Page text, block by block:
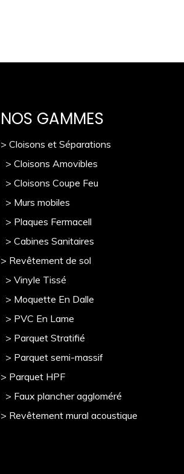
NOS GAMMES
> Cloisons et Séparations
> Cloisons Amovibles
> Cloisons Coupe Feu
> Murs mobiles
> Plaques Fermacell
> Cabines Sanitaires
> Revêtement de sol
> Vinyle Tissé
> Moquette En Dalle
> PVC En Lame
> Parquet Stratifié
> Parquet semi-massif
> Parquet HPF
> Faux plancher aggloméré
> Revêtement mural acoustique